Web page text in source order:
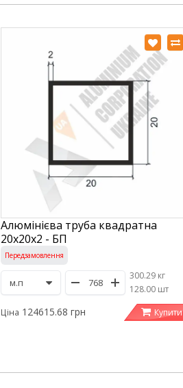
Алюмінієва труба квадратна
20х20х2 - БП
Передзамовлення
300.29 кг
/128.00 шт
Ціна 124615.68 грн Купити